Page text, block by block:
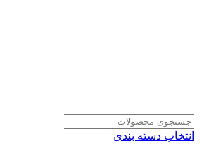
انتخاب دسته بندی